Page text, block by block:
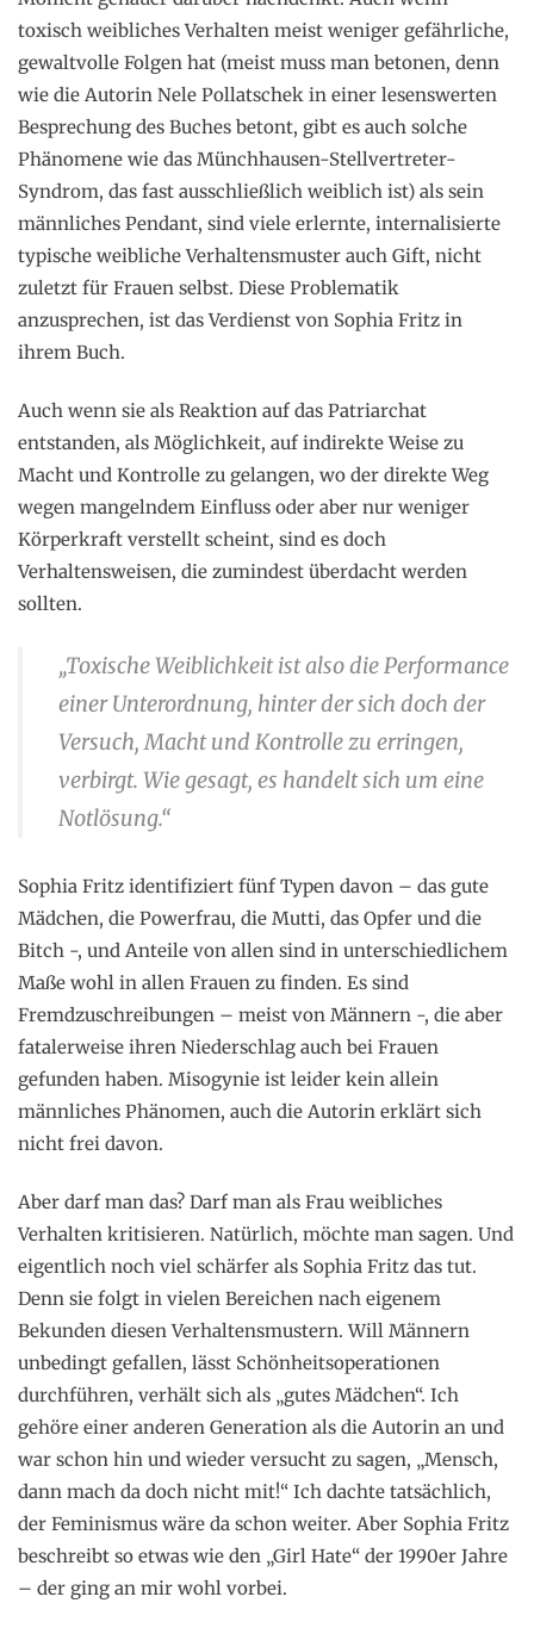
toxisch weibliches Verhalten meist weniger gefährliche,
gewaltvolle Folgen hat (meist muss man betonen, denn
wie die Autorin Nele Pollatschek in einer lesenswerten
Besprechung des Buches betont, gibt es auch solche
Phänomene wie das Münchhausen-Stellvertreter-
Syndrom, das fast ausschließlich weiblich ist) als sein
männliches Pendant, sind viele erlernte, internalisierte
typische weibliche Verhaltensmuster auch Gift, nicht
zuletzt für Frauen selbst. Diese Problematik
anzusprechen, ist das Verdienst von Sophia Fritz in
ihrem Buch.
Auch wenn sie als Reaktion auf das Patriarchat
entstanden, als Möglichkeit, auf indirekte Weise zu
Macht und Kontrolle zu gelangen, wo der direkte Weg
wegen mangelndem Einfluss oder aber nur weniger
Körperkraft verstellt scheint, sind es doch
Verhaltensweisen, die zumindest überdacht werden
sollten.
„Toxische Weiblichkeit ist also die Performance
einer Unterordnung, hinter der sich doch der
Versuch, Macht und Kontrolle zu erringen,
verbirgt. Wie gesagt, es handelt sich um eine
Notlösung.“
Sophia Fritz identifiziert fünf Typen davon – das gute
Mädchen, die Powerfrau, die Mutti, das Opfer und die
Bitch -, und Anteile von allen sind in unterschiedlichem
Maße wohl in allen Frauen zu finden. Es sind
Fremdzuschreibungen – meist von Männern -, die aber
fatalerweise ihren Niederschlag auch bei Frauen
gefunden haben. Misogynie ist leider kein allein
männliches Phänomen, auch die Autorin erklärt sich
nicht frei davon.
Aber darf man das? Darf man als Frau weibliches
Verhalten kritisieren. Natürlich, möchte man sagen. Und
eigentlich noch viel schärfer als Sophia Fritz das tut.
Denn sie folgt in vielen Bereichen nach eigenem
Bekunden diesen Verhaltensmustern. Will Männern
unbedingt gefallen, lässt Schönheitsoperationen
durchführen, verhält sich als „gutes Mädchen“. Ich
gehöre einer anderen Generation als die Autorin an und
war schon hin und wieder versucht zu sagen, „Mensch,
dann mach da doch nicht mit!“ Ich dachte tatsächlich,
der Feminismus wäre da schon weiter. Aber Sophia Fritz
beschreibt so etwas wie den „Girl Hate“ der 1990er Jahre
– der ging an mir wohl vorbei.